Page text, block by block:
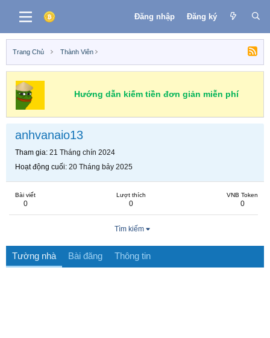
Đăng nhập Đăng ký
Trang Chủ Thành Viên
Hướng dẫn kiếm tiền đơn giản miễn phí
anhvanaio13
Tham gia 21 Tháng chín 2024
Hoạt động cuối 20 Tháng bảy 2025
Bài viết
0
Lượt thích
0
VNB Token
0
Tìm kiếm
Tường nhà Bài đăng Thông tin